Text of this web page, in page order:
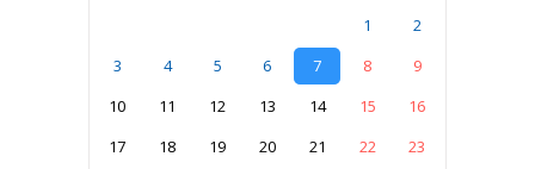
1
2
3
4 5 6 7 8
9
10
11 12 13 14 15
16
17
18 19 20 21 22
23